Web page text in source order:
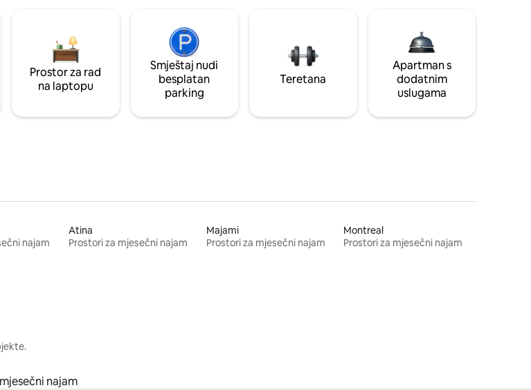
Prostor za rad
na laptopu
Smještaj nudi
besplatan
parking
Teretana
Apartman s
dodatnim
uslugama
najam
Atina
Prostori za mjesečni najam
Majami
Prostori za mjesečni najam
Montreal
Prostori za mjesečni najam
najam